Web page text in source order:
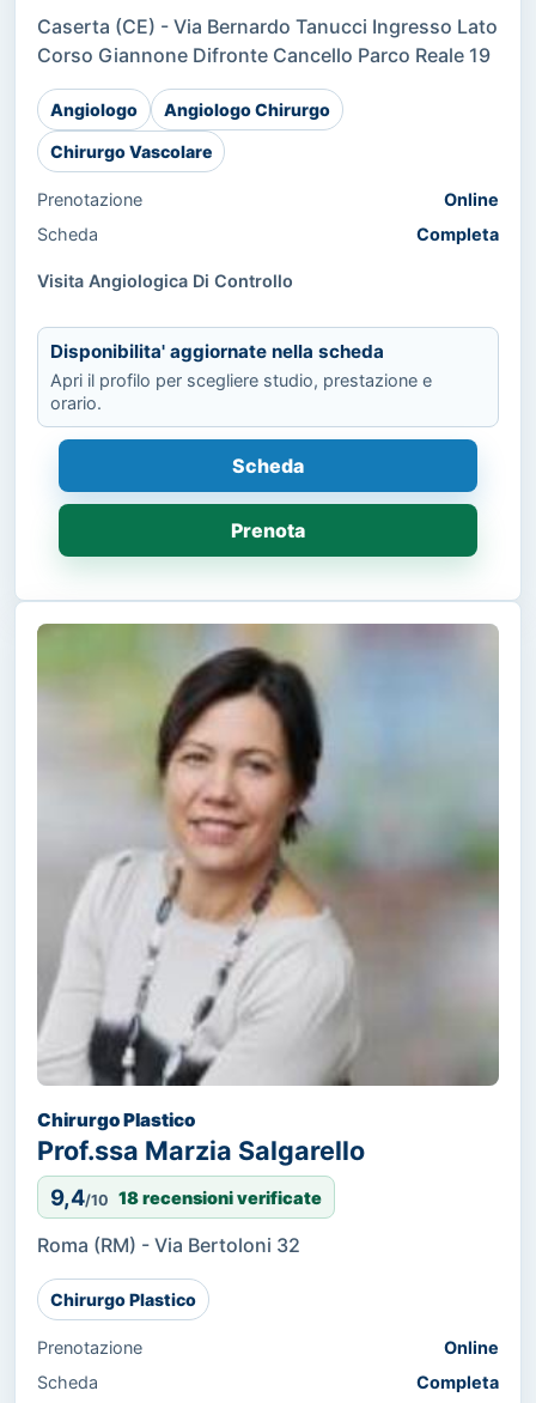
Caserta (CE) - Via Bernardo Tanucci Ingresso Lato
Corso Giannone Difronte Cancello Parco Reale 19
Angiologo Angiologo Chirurgo
Chirurgo Vascolare
Prenotazione
Online
Scheda
Completa
Visita Angiologica Di Controllo
Disponibilita' aggiornate nella scheda
Apri il profilo per scegliere studio, prestazione e
orario.
Scheda
Prenota
Chirurgo Plastico
Prof.ssa Marzia Salgarello
9,4/10 18 recensioni verificate
Roma (RM) - Via Bertoloni 32
Chirurgo Plastico
Prenotazione
Online
Scheda
Completa